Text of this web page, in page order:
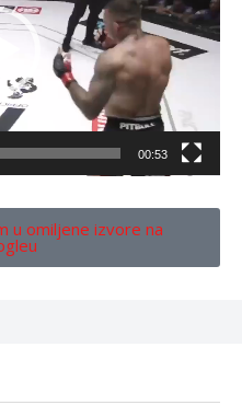
00:53
u omiljene izvore na